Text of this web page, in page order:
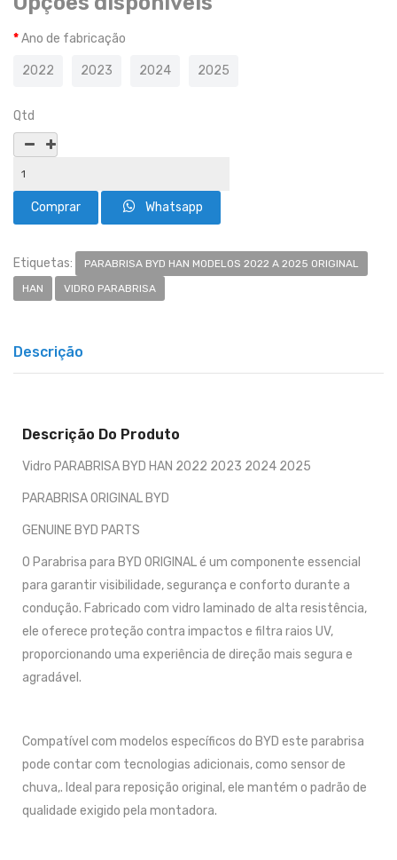
Ano de fabricação
2022 2023 2024 2025
Qtd
Whatsapp
Etiquetas:
PARABRISA BYD HAN MODELOS 2022 A 2025 ORIGINAL
HAN
VIDRO PARABRISA
Descrição
Descrição Do Produto
Vidro PARABRISA BYD HAN 2022 2023 2024 2025
PARABRISA ORIGINAL BYD
GENUINE BYD PARTS
O Parabrisa para BYD ORIGINAL é um componente essencial
para garantir visibilidade, segurança e conforto durante a
condução. Fabricado com vidro laminado de alta resistência,
ele oferece proteção contra impactos e filtra raios UV,
proporcionando uma experiência de direção mais segura e
agradável.
Compatível com modelos específicos do BYD este parabrisa
pode contar com tecnologias adicionais, como sensor de
chuva,. Ideal para reposição original, ele mantém o padrão de
qualidade exigido pela montadora.